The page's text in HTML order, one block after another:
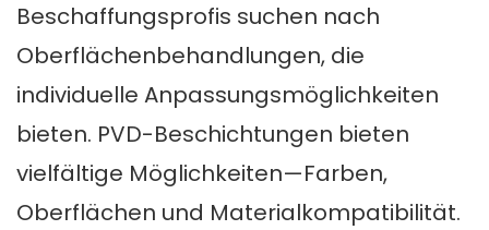
Beschaffungsprofis suchen nach
Oberflächenbehandlungen, die
individuelle Anpassungsmöglichkeiten
bieten. PVD-Beschichtungen bieten
vielfältige Möglichkeiten—Farben,
Oberflächen und Materialkompatibilität.